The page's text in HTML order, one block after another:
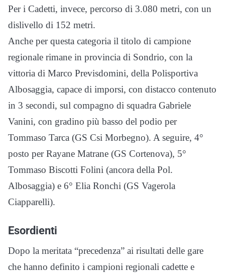
Per i Cadetti, invece, percorso di 3.080 metri, con un
dislivello di 152 metri.
Anche per questa categoria il titolo di campione
regionale rimane in provincia di Sondrio, con la
vittoria di Marco Previsdomini, della Polisportiva
Albosaggia, capace di imporsi, con distacco contenuto
in 3 secondi, sul compagno di squadra Gabriele
Vanini, con gradino più basso del podio per
Tommaso Tarca (GS Csi Morbegno). A seguire, 4°
posto per Rayane Matrane (GS Cortenova), 5°
Tommaso Biscotti Folini (ancora della Pol.
Albosaggia) e 6° Elia Ronchi (GS Vagerola
Ciapparelli).
Esordienti
Dopo la meritata “precedenza” ai risultati delle gare
che hanno definito i campioni regionali cadette e